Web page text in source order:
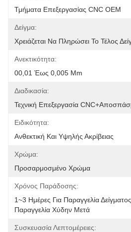
Τμήματα Επεξεργασίας CNC OEM
Δείγμα:
Χρειάζεται Να Πληρώσει Το Τέλος
Ανεκτικότητα:
00,01 Έως 0,005 Mm
Διαδικασία:
Τεχνική Επεξεργασία
Ειδικότητα:
Ανθεκτική Και Υψηλής Ακρίβειας
Χρώμα:
Προσαρμοσμένο Χρώμα
Χρόνος Παράδοσης:
1~3 Ημέρες Για Παραγγελία
Παραγγελία Χύδην Μετά
Συσκευασία Λεπτομέρειες: